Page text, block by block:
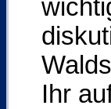
Ihr